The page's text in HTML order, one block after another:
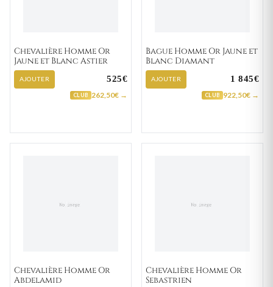
Chevalière Homme Or
Jaune et Blanc Astier
AJOUTER 525€
CLUB 262,50€ →
Bague Homme Or Jaune et
Blanc Diamant
AJOUTER 1 845€
CLUB 922,50€ →
Chevalière Homme Or
Abdelamid
Chevalière Homme Or
Sebastrien